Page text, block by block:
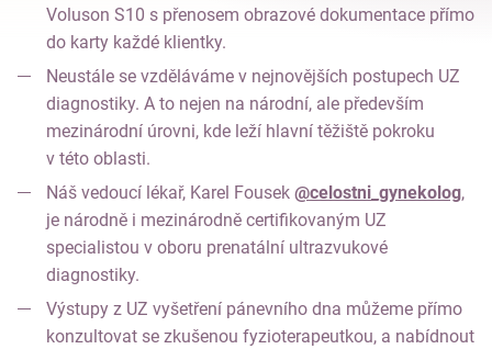
Voluson S10 s přenosem obrazové dokumentace přímo
do karty každé klientky.
Neustále se vzděláváme v nejnovějších postupech UZ
diagnostiky. A to nejen na národní, ale především
mezinárodní úrovni, kde leží hlavní těžiště pokroku
v této oblasti.
Náš vedoucí lékař, Karel Fousek @celostni_gynekolog,
je národně i mezinárodně certifikovaným UZ
specialistou v oboru prenatální ultrazvukové
diagnostiky.
Výstupy z UZ vyšetření pánevního dna můžeme přímo
konzultovat se zkušenou fyzioterapeutkou, a nabídnout